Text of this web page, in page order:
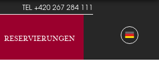
TEL+420 267 284 111
RESERVIERUNGEN